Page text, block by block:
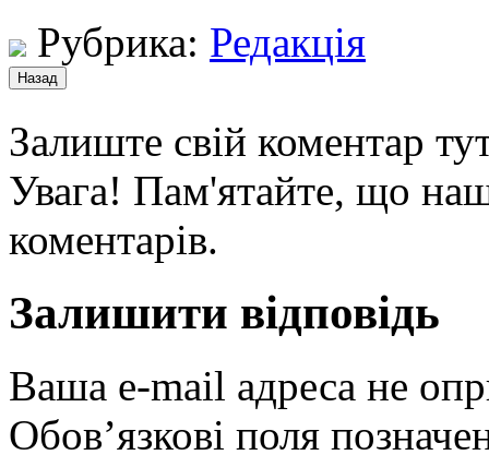
Рубрика: Редакція
Залиште свій коментар
Увага! Пам'ятайте, що
коментарів.
Залишити відповідь
Ваша e-mail адреса не
Обов’язкові поля